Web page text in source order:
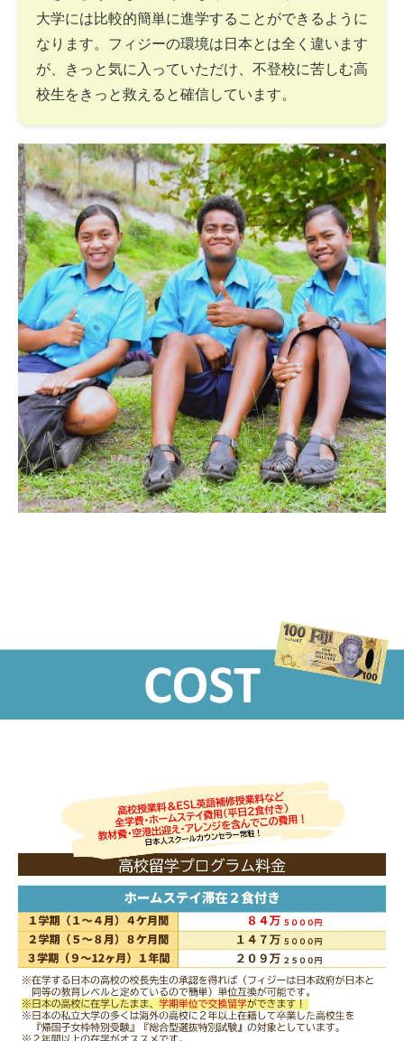
大学には比較的簡単に進学することができるように
なります。フィジーの環境は日本とは全く違います
が、きっと気に入っていただけ、不登校に苦しむ高
校生をきっと救えると確信しています。